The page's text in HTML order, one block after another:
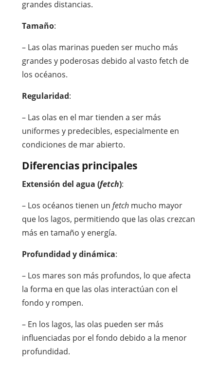
grandes distancias.
Tamaño:
– Las olas marinas pueden ser mucho más
grandes y poderosas debido al vasto fetch de
los océanos.
Regularidad:
– Las olas en el mar tienden a ser más
uniformes y predecibles, especialmente en
condiciones de mar abierto.
Diferencias principales
Extensión del agua (fetch):
– Los océanos tienen un fetchmucho mayor
que los lagos, permitiendo que las olas crezcan
más en tamaño y energía.
Profundidad y dinámica:
– Los mares son más profundos, lo que afecta
la forma en que las olas interactúan con el
fondo y rompen.
– En los lagos, las olas pueden ser más
influenciadas por el fondo debido a la menor
profundidad.